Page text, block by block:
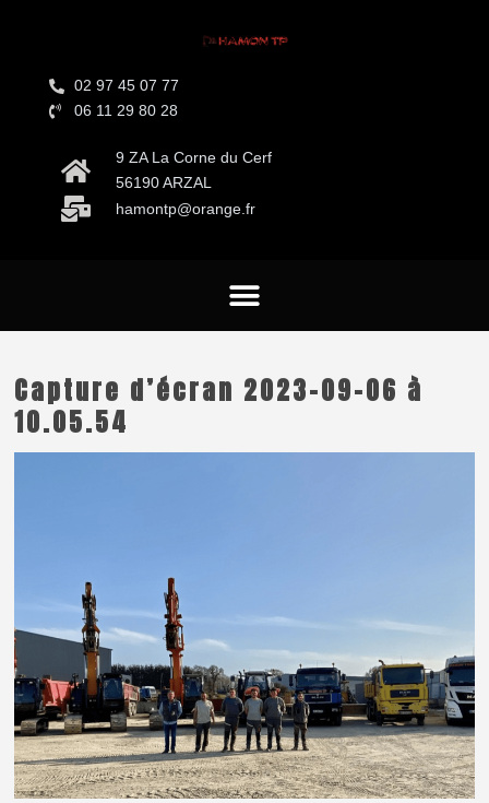
02 97 45 07 77
06 11 29 80 28
9 ZA La Corne du Cerf
56190 ARZAL
hamontp@orange.fr
Capture d’écran 2023-09-06 à
10.05.54